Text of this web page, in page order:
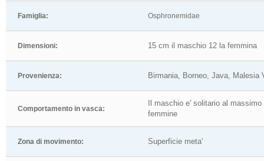
Famiglia: Osphronemidae
Dimensioni: 15 cm il maschio 12 la femmina
Provenienza: Birmania, Borneo, Java, Malesia
Comportamento in vasca:
Il maschio e' solitario al
femmine
Zona di movimento: Superficie meta'